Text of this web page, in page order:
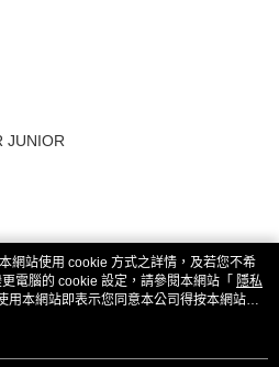
JUNIOR
網站使用 cookie 方式之詳情，及若您不希
電腦的 cookie 設定，請參閱本網站「 隱私
用本網站即表示您同意本公司得按本網站使